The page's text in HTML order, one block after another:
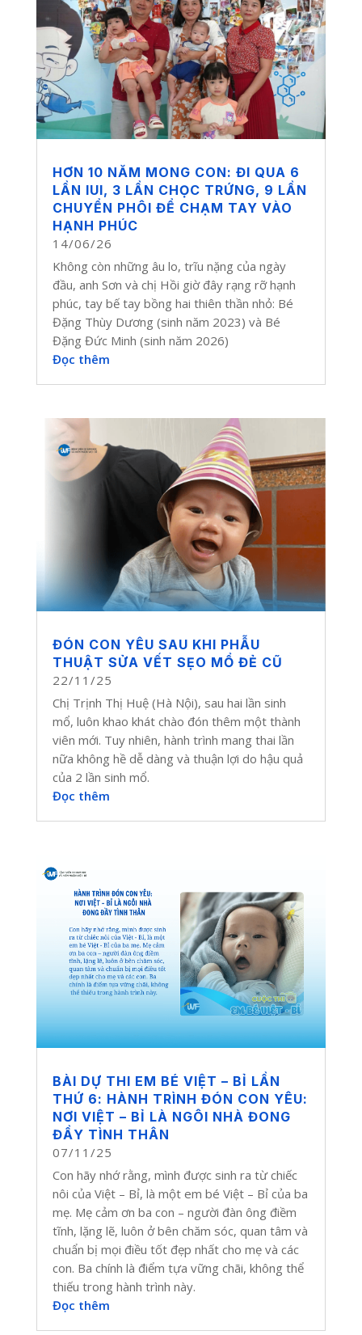
HƠN 10 NĂM MONG CON: ĐI QUA 6
LẦN IUI, 3 LẦN CHỌC TRỨNG, 9 LẦN
CHUYỂN PHÔI ĐỂ CHẠM TAY VÀO
HẠNH PHÚC
14/06/26
Không còn những âu lo, trĩu nặng của ngày
đầu, anh Sơn và chị Hồi giờ đây rạng rỡ hạnh
phúc, tay bế tay bồng hai thiên thần nhỏ: Bé
Đặng Thùy Dương (sinh năm 2023) và Bé
Đặng Đức Minh (sinh năm 2026)
Đọc thêm
ĐÓN CON YÊU SAU KHI PHẪU
THUẬT SỬA VẾT SẸO MỔ ĐẺ CŨ
22/11/25
Chị Trịnh Thị Huệ (Hà Nội), sau hai lần sinh
mổ, luôn khao khát chào đón thêm một thành
viên mới. Tuy nhiên, hành trình mang thai lần
nữa không hề dễ dàng và thuận lợi do hậu quả
của 2 lần sinh mổ.
Đọc thêm
BÀI DỰ THI EM BÉ VIỆT – BỈ LẦN
THỨ 6: HÀNH TRÌNH ĐÓN CON YÊU:
NƠI VIỆT – BỈ LÀ NGÔI NHÀ ĐONG
ĐẦY TÌNH THÂN
07/11/25
Con hãy nhớ rằng, mình được sinh ra từ chiếc
nôi của Việt – Bỉ, là một em bé Việt – Bỉ của ba
mẹ. Mẹ cảm ơn ba con – người đàn ông điềm
tĩnh, lặng lẽ, luôn ở bên chăm sóc, quan tâm và
chuẩn bị mọi điều tốt đẹp nhất cho mẹ và các
con. Ba chính là điểm tựa vững chãi, không thể
thiếu trong hành trình này.
Đọc thêm